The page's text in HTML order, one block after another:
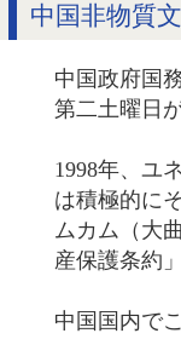
中国非物質
中国政府国
第二土曜日
1998年、ユ
は積極的に
ムカム（大
産保護条約
中国国内で